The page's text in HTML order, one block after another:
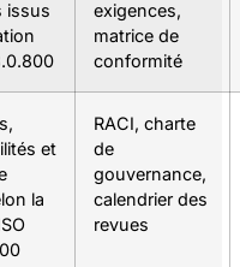
issus
exigences,
matrice de
conformité
et
la
RACI, charte
de
gouvernance,
calendrier des
revues